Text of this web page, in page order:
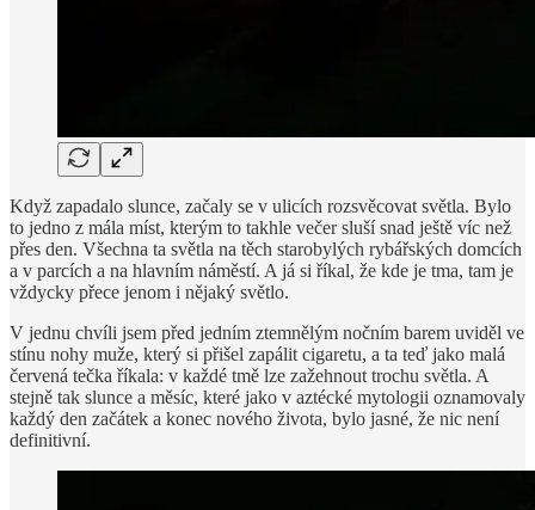
Když zapadalo slunce, začaly se v ulicích rozsvěcovat světla. Bylo
to jedno z mála míst, kterým to takhle večer sluší snad ještě víc než
přes den. Všechna ta světla na těch starobylých rybářských domcích
a v parcích a na hlavním náměstí. A já si říkal, že kde je tma, tam je
vždycky přece jenom i nějaký světlo.
V jednu chvíli jsem před jedním ztemnělým nočním barem uviděl ve
stínu nohy muže, který si přišel zapálit cigaretu, a ta teď jako malá
červená tečka říkala: v každé tmě lze zažehnout trochu světla. A
stejně tak slunce a měsíc, které jako v aztécké mytologii oznamovaly
každý den začátek a konec nového života, bylo jasné, že nic není
definitivní.